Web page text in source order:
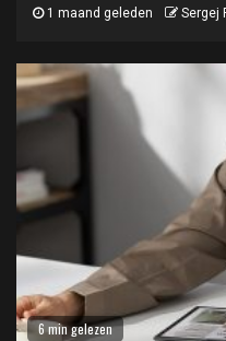
1 maand geleden Sergej
6 min gelezen